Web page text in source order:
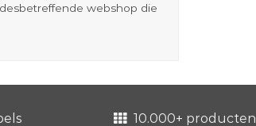
webshop die
10.000+ producten